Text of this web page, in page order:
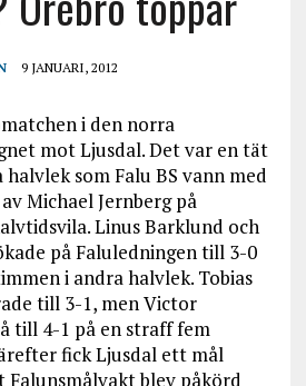
9 JANUARI, 2012
i den norra
mot Ljusdal. Det var en tät
som Falu BS vann med
Michael Jernberg på
Linus Barklund och
på Faluledningen till 3-0
i andra halvlek. Tobias
till 3-1, men Victor
till 4-1 på en straff fem
fick Ljusdal ett mål
blev påkörd